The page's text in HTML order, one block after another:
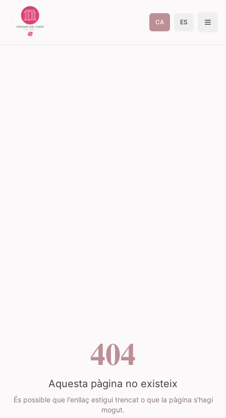
CA ES
404
Aquesta pàgina no existeix
És possible que l'enllaç estigui trencat o que la pàgina s'hagi
mogut.